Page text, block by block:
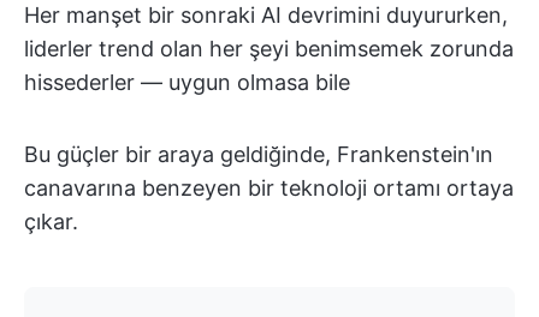
Her manşet bir sonraki AI devrimini duyururken,
liderler trend olan her şeyi benimsemek zorunda
hissederler — uygun olmasa bile
Bu güçler bir araya geldiğinde, Frankenstein'ın
canavarına benzeyen bir teknoloji ortamı ortaya
çıkar.